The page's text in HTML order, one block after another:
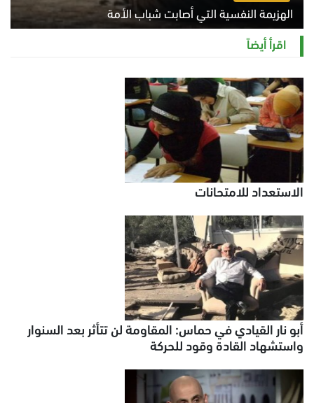
الهزيمة النفسية التي أصابت شباب الأمة
الخميس 6 أغسطس 2026 11:12 ص
اقرأ أيضاً
الاستعداد للامتحانات
أبو نار القيادي في حماس: المقاومة لن تتأثر بعد السنوار
واستشهاد القادة وقود للحركة